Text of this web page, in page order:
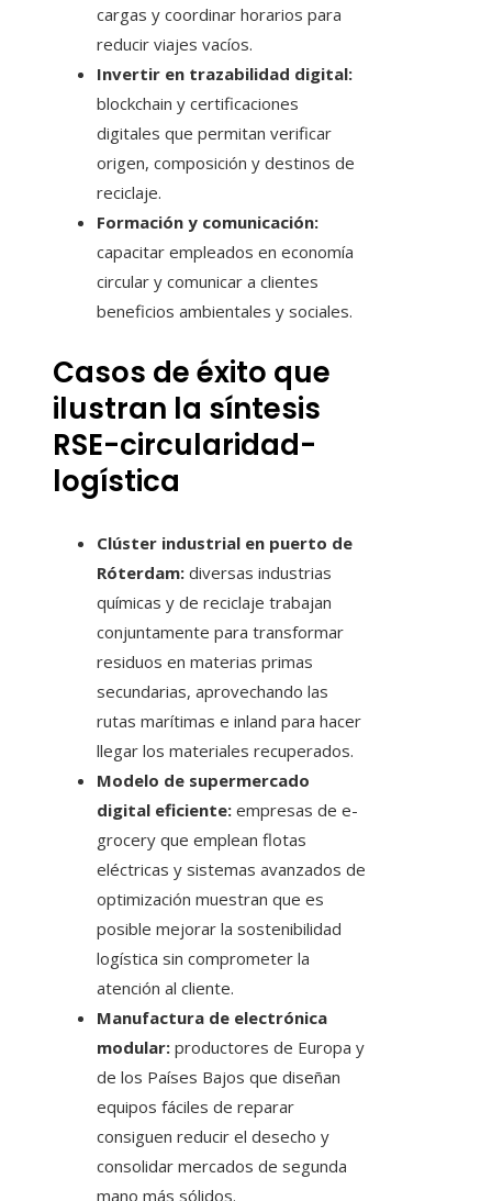
cargas y coordinar horarios para
reducir viajes vacíos.
Invertir en trazabilidad digital:
blockchain y certificaciones
digitales que permitan verificar
origen, composición y destinos de
reciclaje.
Formación y comunicación:
capacitar empleados en economía
circular y comunicar a clientes
beneficios ambientales y sociales.
Casos de éxito que
ilustran la síntesis
RSE-circularidad-
logística
Clúster industrial en puerto de
Róterdam: diversas industrias
químicas y de reciclaje trabajan
conjuntamente para transformar
residuos en materias primas
secundarias, aprovechando las
rutas marítimas e inland para hacer
llegar los materiales recuperados.
Modelo de supermercado
digital eficiente: empresas de e-
grocery que emplean flotas
eléctricas y sistemas avanzados de
optimización muestran que es
posible mejorar la sostenibilidad
logística sin comprometer la
atención al cliente.
Manufactura de electrónica
modular: productores de Europa y
de los Países Bajos que diseñan
equipos fáciles de reparar
consiguen reducir el desecho y
consolidar mercados de segunda
mano más sólidos.